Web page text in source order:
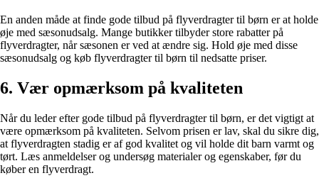
En anden måde at finde gode tilbud på flyverdragter til børn er at holde
øje med sæsonudsalg. Mange butikker tilbyder store rabatter på
flyverdragter, når sæsonen er ved at ændre sig. Hold øje med disse
sæsonudsalg og køb flyverdragter til børn til nedsatte priser.
6. Vær opmærksom på kvaliteten
Når du leder efter gode tilbud på flyverdragter til børn, er det vigtigt at
være opmærksom på kvaliteten. Selvom prisen er lav, skal du sikre dig,
at flyverdragten stadig er af god kvalitet og vil holde dit barn varmt og
tørt. Læs anmeldelser og undersøg materialer og egenskaber, før du
køber en flyverdragt.